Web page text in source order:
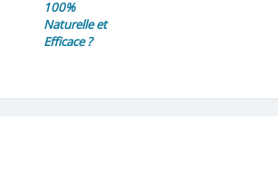
100%
Naturelle et
Efficace ?